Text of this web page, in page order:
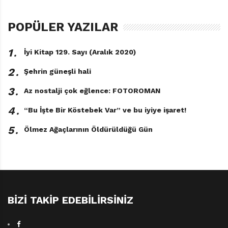
Heinz Janisch
POPÜLER YAZILAR
1․ İyi Kitap 129. Sayı (Aralık 2020)
2․ Şehrin güneşli hali
3․ Az nostalji çok eğlence: FOTOROMAN
4․ “Bu İşte Bir Köstebek Var” ve bu iyiye işaret!
5․ Ölmez Ağaçlarının Öldürüldüğü Gün
BIZI TAKIP EDEBILIRSINIZ